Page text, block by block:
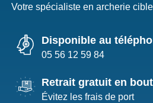
Votre spécialiste en archerie
Disponible au
05 56 12 59 84
Retrait gratuit en
Évitez les frais de port